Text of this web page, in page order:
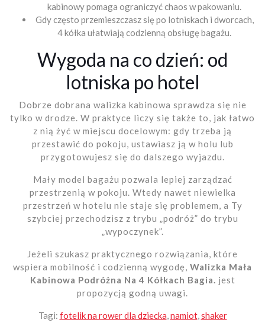
kabinowy pomaga ograniczyć chaos w pakowaniu.
Gdy często przemieszczasz się po lotniskach i dworcach,
4 kółka ułatwiają codzienną obsługę bagażu.
Wygoda na co dzień: od
lotniska po hotel
Dobrze dobrana walizka kabinowa sprawdza się nie
tylko w drodze. W praktyce liczy się także to, jak łatwo
z nią żyć w miejscu docelowym: gdy trzeba ją
przestawić do pokoju, ustawiasz ją w holu lub
przygotowujesz się do dalszego wyjazdu.
Mały model bagażu pozwala lepiej zarządzać
przestrzenią w pokoju. Wtedy nawet niewielka
przestrzeń w hotelu nie staje się problemem, a Ty
szybciej przechodzisz z trybu „podróż” do trybu
„wypoczynek”.
Jeżeli szukasz praktycznego rozwiązania, które
wspiera mobilność i codzienną wygodę, Walizka Mała
Kabinowa Podróżna Na 4 Kółkach Bagia.
jest
propozycją godną uwagi.
Tagi: fotelik na rower dla dziecka namiot, shaker